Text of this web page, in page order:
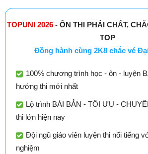
TOPUNI 2026- ÔN THI PHẢI CHẤT,
TOP
Đồng hành cùng 2K8 chắc vé
100% chương trình học - ôn - luyện
hướng thi mới nhất
Lộ trình BÀI BẢN - TỐI ƯU -
thi lớn hiện nay
Đội ngũ giáo viên luyện thi nổi tiếng
nghiệm